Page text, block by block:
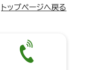
トップページへ戻る